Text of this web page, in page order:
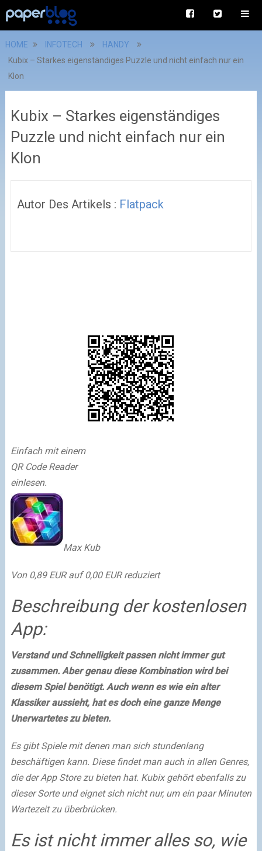
HOME INFOTECH
HANDY
Kubix – Starkes eigenständiges Puzzle und nicht einfach nur ein
Klon
Kubix – Starkes eigenständiges
Puzzle und nicht einfach nur ein
Klon
Autor Des Artikels : Flatpack
Einfach mit einem
QR Code Reader
einlesen.
Max Kub
Von 0,89 EUR auf 0,00 EUR reduziert
Beschreibung der kostenlosen
App:
Verstand und Schnelligkeit passen nicht immer gut
zusammen. Aber genau diese Kombination wird bei
diesem Spiel benötigt. Auch wenn es wie ein alter
Klassiker aussieht, hat es doch eine ganze Menge
Unerwartetes zu bieten.
Es gibt Spiele mit denen man sich stundenlang
beschäftigen kann. Diese findet man auch in allen Genres,
die der App Store zu bieten hat. Kubix gehört ebenfalls zu
dieser Sorte und eignet sich nicht nur, um ein paar Minuten
Wartezeit zu überbrücken.
Es ist nicht immer alles so, wie